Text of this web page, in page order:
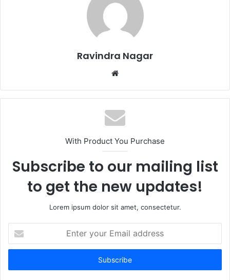
Ravindra Nagar
Website
With Product You Purchase
Subscribe to our mailing list
to get the new updates!
Lorem ipsum dolor sit amet, consectetur.
your
Email